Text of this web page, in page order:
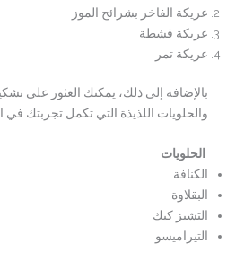
عريكة الفاخر بشرائح الموز
عريكة قشطة
عريكة تمر
بالإضافة إلى ذلك، يمكنك العثور على
والحلويات اللذيذة التي تكمل تجربتك في
الحلويات
الكنافة
البقلاوة
التشيز كيك
التيراميسو